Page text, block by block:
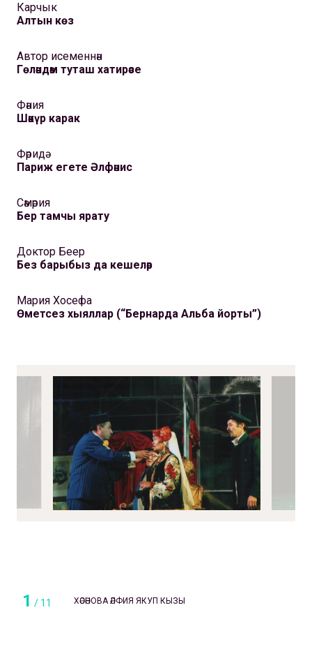
Карчык
Алтын көз
Автор исеменнән
Гөләндәм туташ хатирәсе
Фәния
Шәкүр карак
Фәридә
Париж егете Әлфәнис
Сәмәрия
Бер тамчы ярату
Доктор Беер
Без барыбыз да кешеләр
Мария Хосефа
Өметсез хыяллар (“Бернарда Альба йорты”)
1 / 11 ХӘСӘНОВА ӘЛФИЯ ЯКУП КЫЗЫ